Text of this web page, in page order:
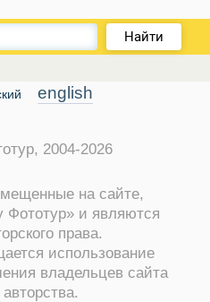
Путеводитель по
Найти
english
2004-2026
на сайте,
Фототур» и являются
права.
использование
владельцев сайта